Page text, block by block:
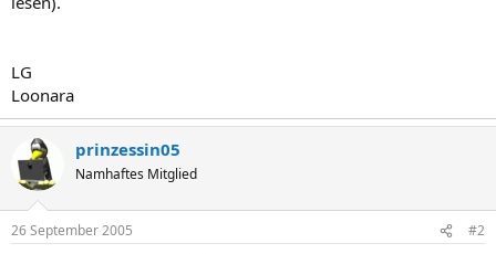
LG
Loonara
prinzessin05
Namhaftes Mitglied
26 September 2005 #2